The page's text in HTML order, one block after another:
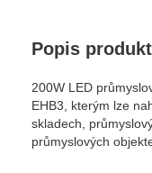
Popis
200W LED
EHB3, kterým lze
skladech,
průmyslových